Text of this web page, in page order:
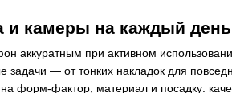
и камеры на каждый день
аккуратным при активном
задачи — от тонких накладок для
форм-фактор, материал и посадку: